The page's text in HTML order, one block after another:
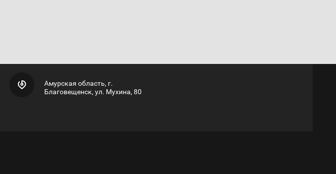
Амурская область, г.
Благовещенск, ул. Мухина, 80